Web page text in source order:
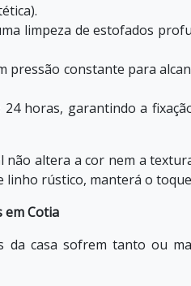
limpeza de estofados
constante para
horas, garantindo a
altera a cor nem a
linho rústico, manterá o
em Cotia
da casa sofrem tanto ou